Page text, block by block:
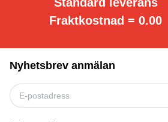
Fraktkostnad = 0.00
Nyhetsbrev anmälan